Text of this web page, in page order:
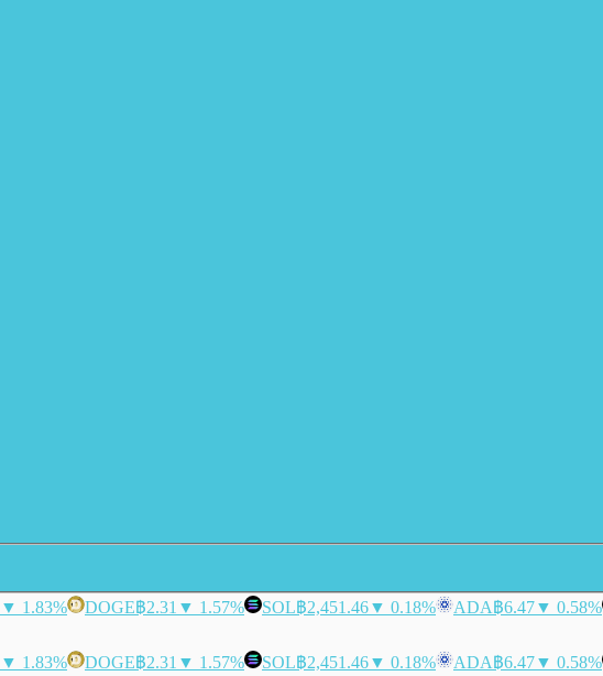
▼ 1.83% DOGE฿2.31 ▼ 1.57% SOL฿2,451.46▼ 0.18% ADA฿6.47▼ 0.58%
▼ 1.83% DOGE฿2.31 ▼ 1.57% SOL฿2,451.46▼ 0.18% ADA฿6.47▼ 0.58%